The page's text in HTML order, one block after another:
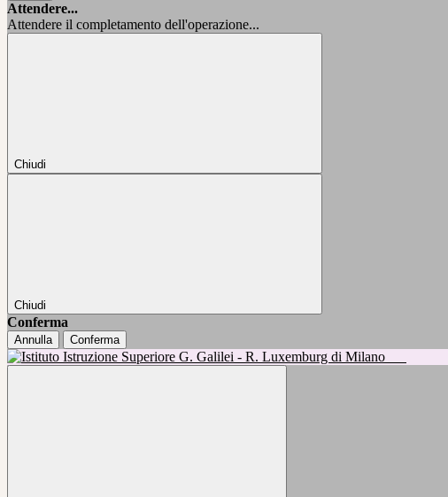
Attendere...
Attendere il completamento dell'operazione...
Chiudi
Chiudi
Conferma
Annulla Conferma